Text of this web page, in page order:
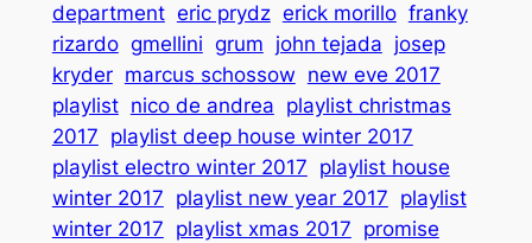
department eric prydz erick morillo franky
rizardo gmellini grum john tejada josep
kryder marcus schossow new eve 2017
playlist nico de andrea playlist christmas
2017 playlist deep house winter 2017
playlist electro winter 2017 playlist house
winter 2017 playlist new year 2017 playlist
winter 2017 playlist xmas 2017 promise